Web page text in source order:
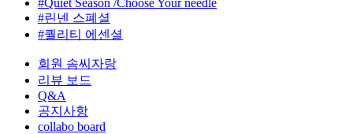
#Quiet Season /Choose Your needle
#린넨 스폐셜
#퀄리티 에센셜
회원 솜씨자랑
리뷰 보드
Q&A
공지사항
collabo board